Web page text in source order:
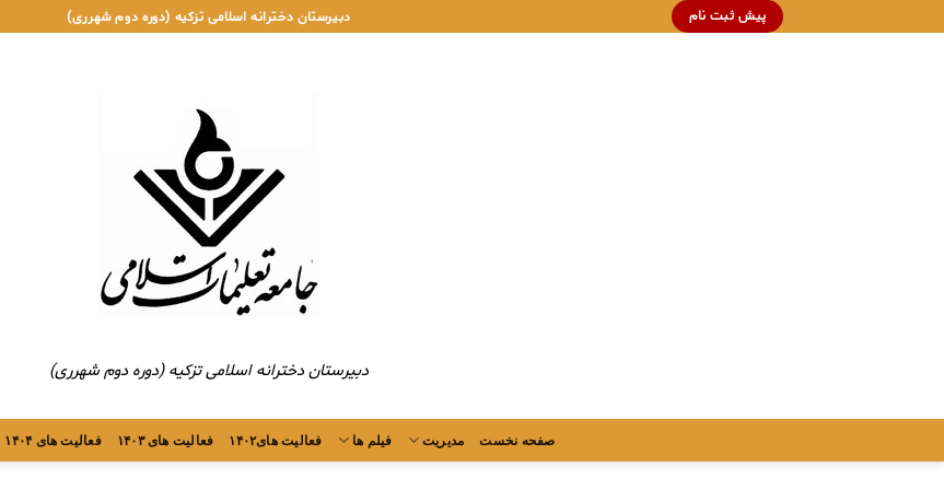
to
پیش ثبت نام دبیرستان دخترانه اسلامی تزکیه (دوره دوم شهرری)
دبیرستان دخترانه اسلامی تزکیه (دوره دوم شهرری)
صفحه نخست مدیریت فیلم ها فعالیت های۱۴۰۲ فعالیت های ۱۴۰۳ فعالیت های ۱۴۰۴